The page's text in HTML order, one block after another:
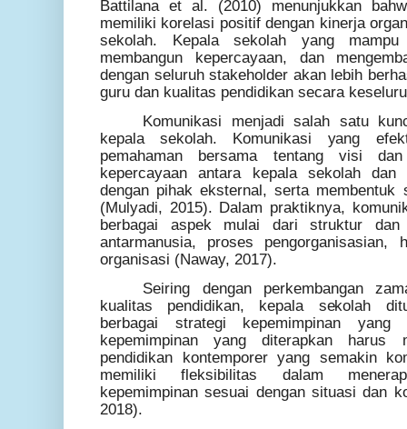
Battilana et al. (2010) menunjukkan
memiliki korelasi positif dengan kinerja
sekolah. Kepala sekolah yang
membangun kepercayaan, dan
dengan seluruh stakeholder akan lebih
guru dan kualitas pendidikan secara
Komunikasi menjadi salah satu
kepala sekolah. Komunikasi yang
pemahaman bersama tentang visi
kepercayaan antara kepala sekolah dan
dengan pihak eksternal, serta membentuk
(Mulyadi, 2015). Dalam praktiknya,
berbagai aspek mulai dari struktur dan
antarmanusia, proses pengorganisasian,
organisasi (Naway, 2017).
Seiring dengan perkembangan
kualitas pendidikan, kepala sekolah
berbagai strategi kepemimpinan
kepemimpinan yang diterapkan harus
pendidikan kontemporer yang semakin
memiliki fleksibilitas dalam
kepemimpinan sesuai dengan situasi dan
2018).